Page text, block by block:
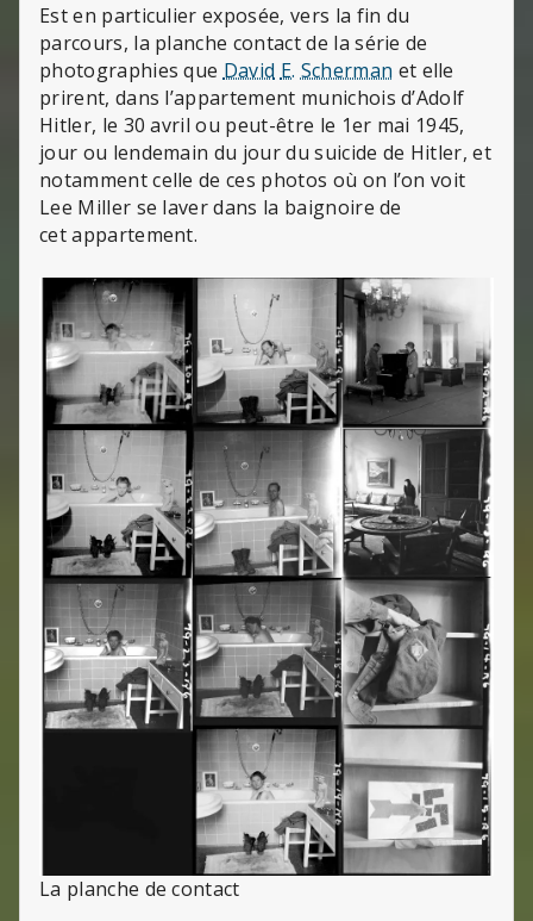
Est en particulier exposée, vers la fin du
parcours, la planche contact de la série de
photographies que David E. Scherman et elle
prirent, dans l’appartement munichois d’Adolf
Hitler, le 30 avril ou peut-être le 1er mai 1945,
jour ou lendemain du jour du suicide de Hitler, et
notamment celle de ces photos où on l’on voit
Lee Miller se laver dans la baignoire de
cet appartement.
La planche de contact